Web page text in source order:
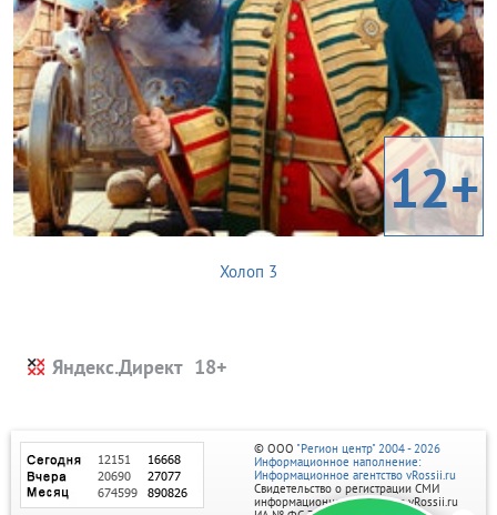
12+
Холоп 3
Яндекс.Директ
© ООО "Регион центр" 2004 - 2026
Информационное наполнение:
Информационное агентство vRossii.ru
Свидетельство о регистрации СМИ
информационного агентства vRossii.ru